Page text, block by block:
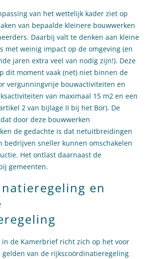
van het wettelijk kader ziet op
van bepaalde kleinere bouwwerken
Daarbij valt te denken aan kleine
met weinig impact op de omgeving (en
jaren extra veel van nodig zijn!). Deze
dit moment vaak (net) niet binnen de
vergunningvrije bouwactiviteiten en
van maximaal 15 m2 en een
2 van bijlage II bij het Bor). De
door deze bouwwerken
de gedachte is dat netuitbreidingen
bedrijven sneller kunnen omschakelen
Het ontlast daarnaast de
gemeenten.
en
in de Kamerbrief richt zich op het voor
van de rijkscoördinatieregeling